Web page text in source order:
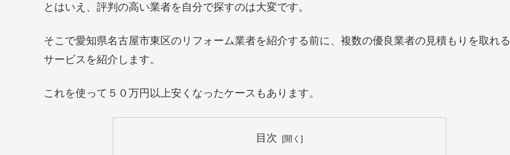
とはいえ、評判の高い業者を自分で探すのは大変です。
そこで愛知県名古屋市東区のリフォーム業者を紹介する前に、複数の優良業者の見積もりを取れる
サービスを紹介します。
これを使って５０万円以上安くなったケースもあります。
目次